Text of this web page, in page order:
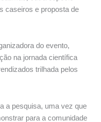
caseiros e proposta de
do evento,
na jornada científica
trilhada pelos
a pesquisa, uma vez que
para a comunidade